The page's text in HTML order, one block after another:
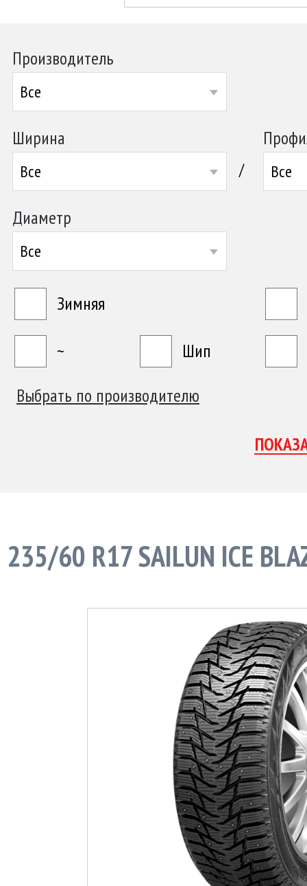
Производитель
Все
Ширина
Все / Все
Диаметр
Все
Зимняя
~
Шип
Выбрать по производителю
235/60 R17 SAILUN ICE